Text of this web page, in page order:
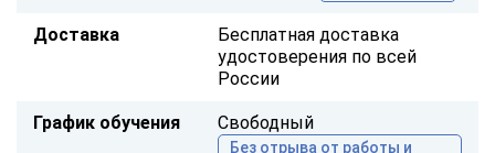
Доставка
Бесплатная доставка
удостоверения по всей
России
График обучения Свободный
Без отрыва от работы и